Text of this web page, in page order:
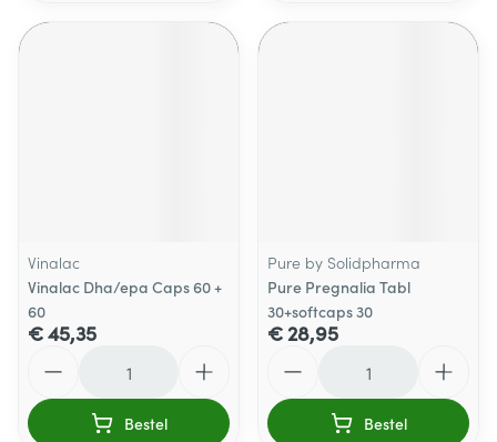
Vinalac
Vinalac Dha/epa Caps 60 +
60
€ 45,35
Bestel
Pure by Solidpharma
Pure Pregnalia Tabl
30+softcaps 30
€ 28,95
Bestel